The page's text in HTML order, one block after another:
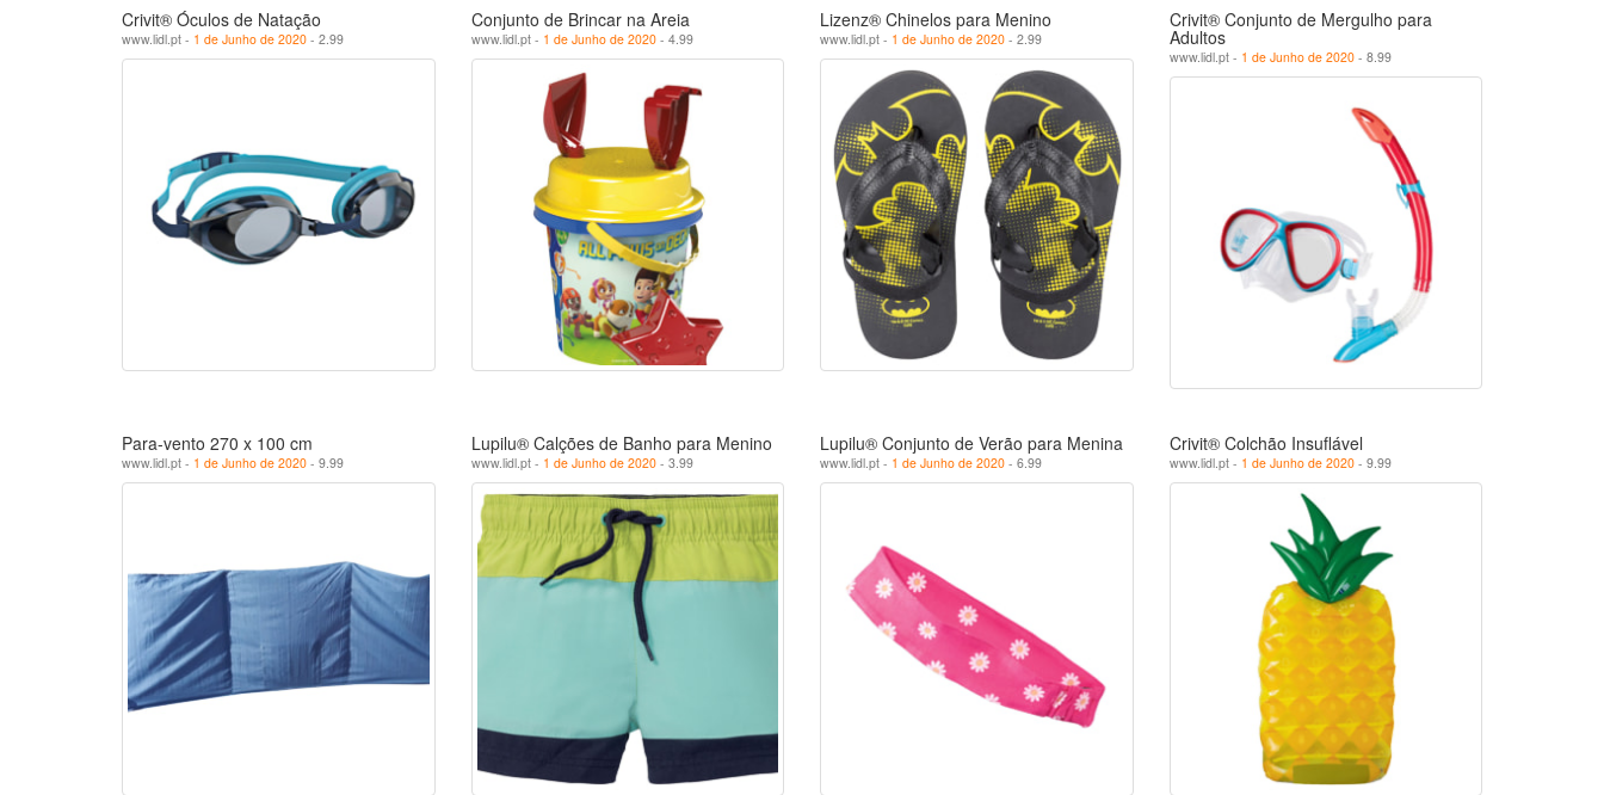
Crivit® Óculos de Natação
www.lidl.pt - 1 de Junho de 2020 - 2.99
Conjunto de Brincar na Areia
www.lidl.pt - 1 de Junho de 2020- 4.99
Lizenz® Chinelos para Menino
www.lidl.pt - 1 de Junho de 2020 - 2.99
Crivit® Conjunto de Mergulho para
Adultos
www.lidl.pt - 1 de Junho de 2020- 8.99
Para-vento 270 x 100 cm
www.lidl.pt - 1 de Junho de 2020 - 9.99
Lupilu® Calções de Banho para Menino
www.lidl.pt - 1 de Junho de 2020- 3.99
Lupilu® Conjunto de Verão para Menina
www.lidl.pt - 1 de Junho de 2020 - 6.99
Crivit® Colchão Insuflável
www.lidl.pt - 1 de Junho de 2020- 9.99